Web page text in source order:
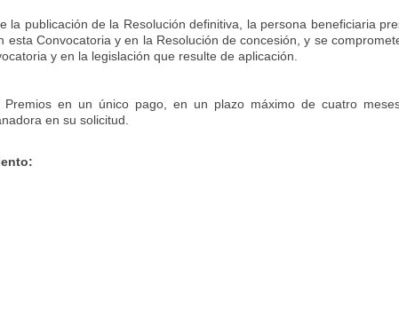
la publicación de la Resolución definitiva, la persona beneficiaria
Convocatoria y en la Resolución de concesión, y se
y en la legislación que resulte de aplicación.
en un único pago, en un plazo máximo de cuatro
en su solicitud.